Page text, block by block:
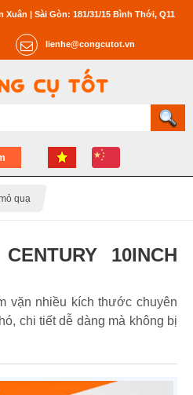
Xuân | Sài Gòn: 181/31/15 Bình Thới, Q11
lienhe@congcutot.vn
quạ
10INCH
vặn nhiều kích thước chuyên
chi tiết dễ dàng mà không bị